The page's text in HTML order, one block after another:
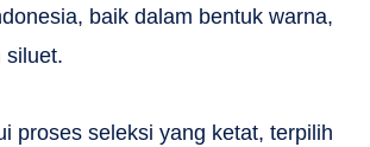
baik dalam bentuk warna,
siluet.
proses seleksi yang ketat, terpilih